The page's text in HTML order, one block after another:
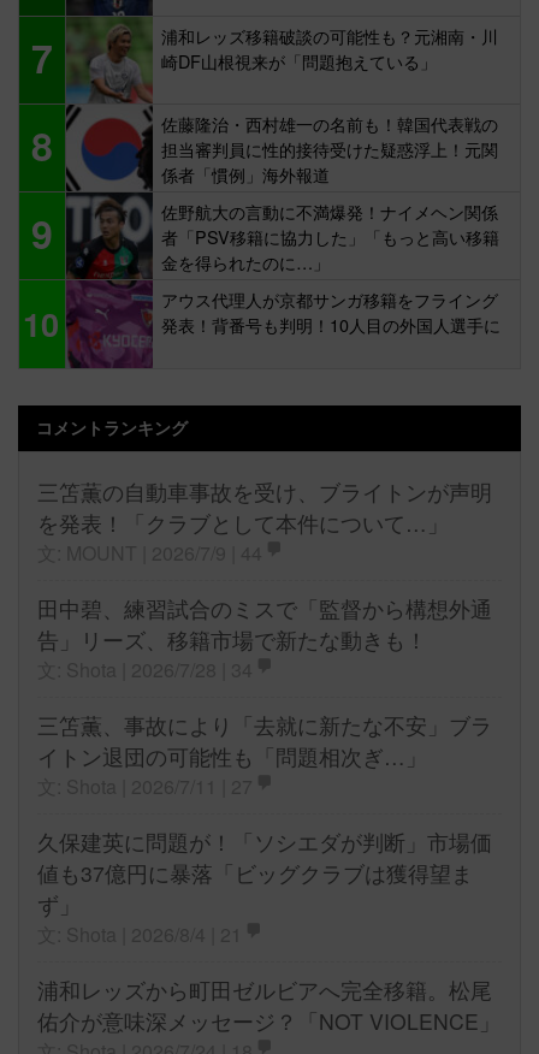
7
浦和レッズ移籍破談の可能性も？元湘南・川
崎DF山根視来が「問題抱えている」
8
佐藤隆治・西村雄一の名前も！韓国代表戦の
担当審判員に性的接待受けた疑惑浮上！元関
係者「慣例」海外報道
9
佐野航大の言動に不満爆発！ナイメヘン関係
者「PSV移籍に協力した」「もっと高い移籍
金を得られたのに…」
10
アウス代理人が京都サンガ移籍をフライング
発表！背番号も判明！10人目の外国人選手に
コメントランキング
三笘薫の自動車事故を受け、ブライトンが声明
を発表！「クラブとして本件について…」
田中碧、練習試合のミスで「監督から構想外通
告」リーズ、移籍市場で新たな動きも！
三笘薫、事故により「去就に新たな不安」ブラ
イトン退団の可能性も「問題相次ぎ…」
久保建英に問題が！「ソシエダが判断」市場価
値も37億円に暴落「ビッグクラブは獲得望ま
ず」
浦和レッズから町田ゼルビアへ完全移籍。松尾
佑介が意味深メッセージ？「NOT VIOLENCE」